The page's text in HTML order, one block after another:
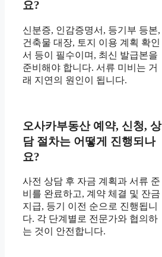
요?
신분증, 인감증명서, 등기부 등본,
건축물 대장, 토지 이용 계획 확인
서 등이 필수이며, 최신 발급본을
준비해야 합니다. 서류 미비는 거
래 지연의 원인이 됩니다.
오사카부동산 예약, 신청, 상
담 절차는 어떻게 진행되나
요?
사전 상담 후 자금 계획과 서류 준
비를 완료하고, 계약 체결 및 잔금
지급, 등기 이전 순으로 진행됩니
다. 각 단계별로 전문가와 협의하
는 것이 안전합니다.